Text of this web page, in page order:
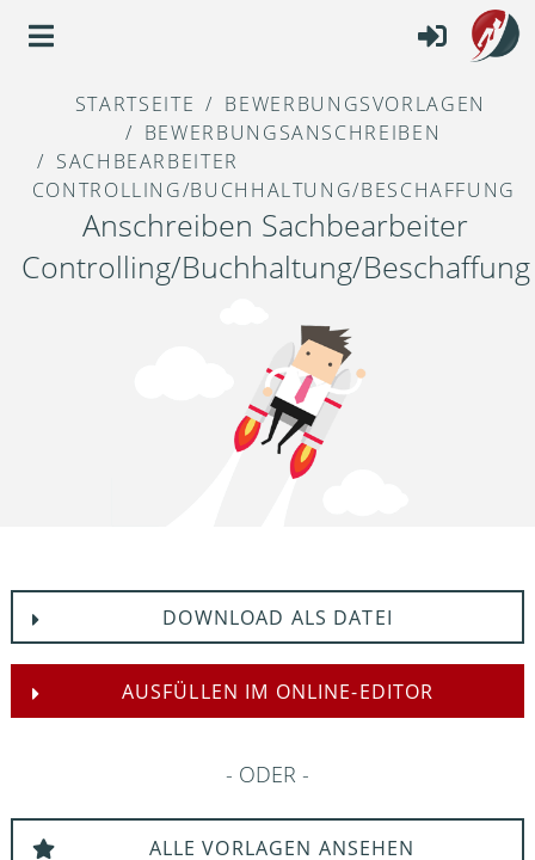
STARTSEITE
BEWERBUNGSVORLAGEN
BEWERBUNGSANSCHREIBEN
SACHBEARBEITER
CONTROLLING/BUCHHALTUNG/BESCHAFFUNG
Anschreiben Sachbearbeiter
Controlling/Buchhaltung/Beschaffung
DOWNLOAD ALS DATEI
AUSFÜLLEN IM ONLINE-EDITOR
ODER
ALLE VORLAGEN ANSEHEN